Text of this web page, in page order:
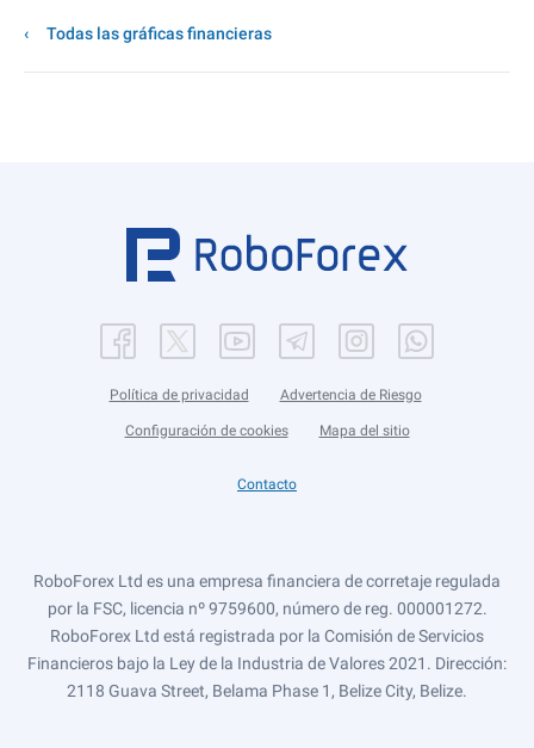
Todas las gráficas financieras
Política de privacidad Advertencia de Riesgo
Configuración de cookies Mapa del sitio
Contacto
RoboForex Ltd es una empresa financiera de corretaje regulada
por la FSC, licencia nº 9759600, número de reg. 000001272.
RoboForex Ltd está registrada por la Comisión de Servicios
Financieros bajo la Ley de la Industria de Valores 2021. Dirección:
2118 Guava Street, Belama Phase 1, Belize City, Belize.